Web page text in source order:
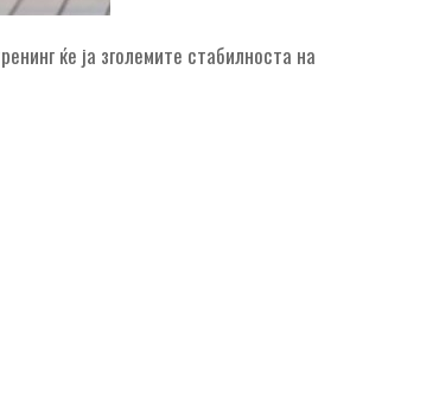
ќе ја зголемите стабилноста на